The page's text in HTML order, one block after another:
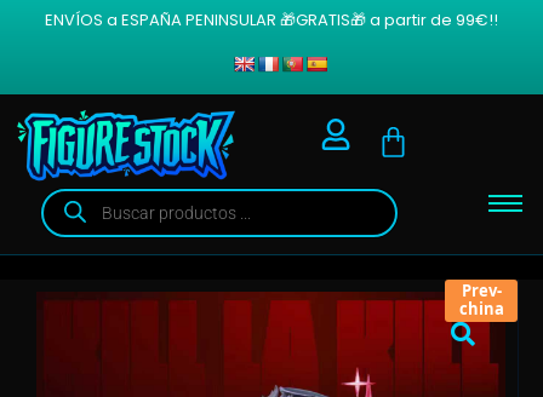
ENVÍOS a ESPAÑA PENINSULAR 🎁GRATIS🎁 a partir de 99€!!
Prev-
china